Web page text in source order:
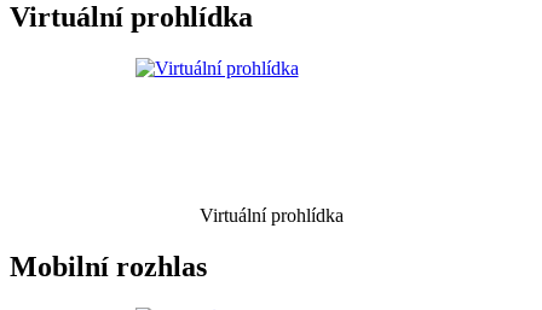
Virtuální prohlídka
Virtuální prohlídka
Mobilní rozhlas